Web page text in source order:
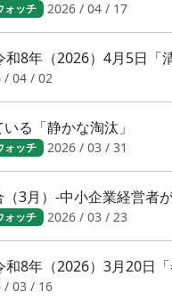
ォッチ 2026 / 04 / 17
8年（2026）4月5日「
/ 04 / 02
る「静かな淘汰」
ォッチ 2026 / 03 / 31
3月）-中小企業経営者
ォッチ 2026 / 03 / 23
8年（2026）3月20日
/ 03 / 16